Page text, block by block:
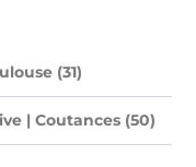
(31)
| Coutances (50)